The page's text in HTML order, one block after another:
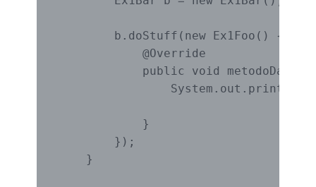
        b.doStuff(new Ex1Foo() {
            @Override
public void
            }
        });
    }